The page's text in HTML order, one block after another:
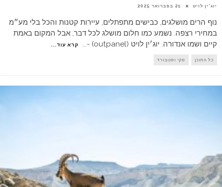
יוג'ין לויט 21 בפברואר 2025
נוף הרים מושלגים, כבישים מתפתלים, עיירות קטנות והכל בלי מע״מ
במחירי רצפה. נשמע כמו חלום מושלג לכל דבר, אבל המקום באמת
קיים ושמו אנדורה. יוג׳ין לויט (outpanel) -
... קרא עוד...
כל התוכן סקי וסנובורד